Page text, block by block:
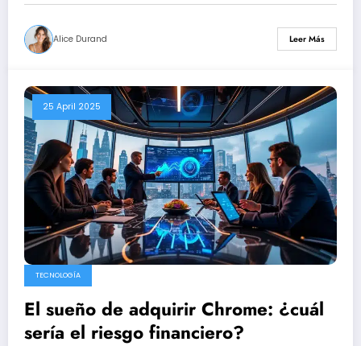
Alice Durand Leer Más
25 April 2025
TECNOLOGÍA
El sueño de adquirir Chrome: ¿cuál
sería el riesgo financiero?